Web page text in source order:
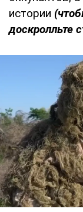
истории
доскролльте